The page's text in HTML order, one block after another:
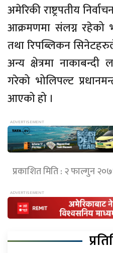
अमेरिकी राष्ट्रपतीय
आक्रमणमा संलग्न रहेको
तथा रिपब्लिकन
अन्य क्षेत्रमा नाकाबन्दी
गरेको भोलिपल्ट
आएको हो ।
प्रकाशित मिति : २ फाल्गुन